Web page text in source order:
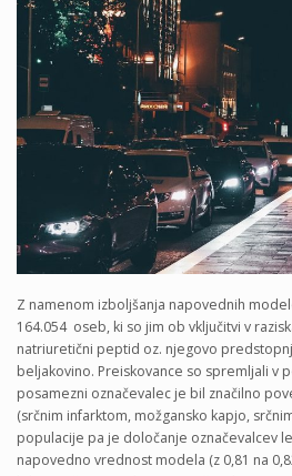
Z namenom izboljšanja napovednih
164.054 oseb, ki so jim ob vključitvi v
natriuretični peptid oz. njegovo
beljakovino. Preiskovance so spremljali v
posamezni označevalec je bil značilno
(srčnim infarktom, možgansko kapjo,
populacije pa je določanje označevalcev
napovedno vrednost modela (z 0,81 na